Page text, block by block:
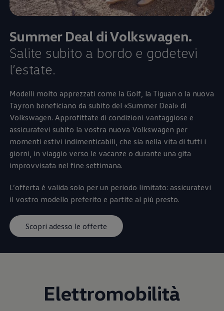
Summer Deal diVolkswagen.
Salite subito a bordo e godetevi
l’estate.
Modelli molto apprezzati come la Golf, la Tiguan o la nuova
Tayron beneficiano da subito del «Summer Deal» di
Volkswagen. Approfittate di condizioni vantaggiose e
assicuratevi subito la vostra nuova Volkswagen per
momenti estivi indimenticabili, che sia nella vita di tutti i
giorni, in viaggio verso le vacanze o durante una gita
improvvisata nel fine settimana.
L’offerta è valida solo per un periodo limitato: assicuratevi
il vostro modello preferito e partite al più presto.
Scopri adesso le offerte
Elettromobilità